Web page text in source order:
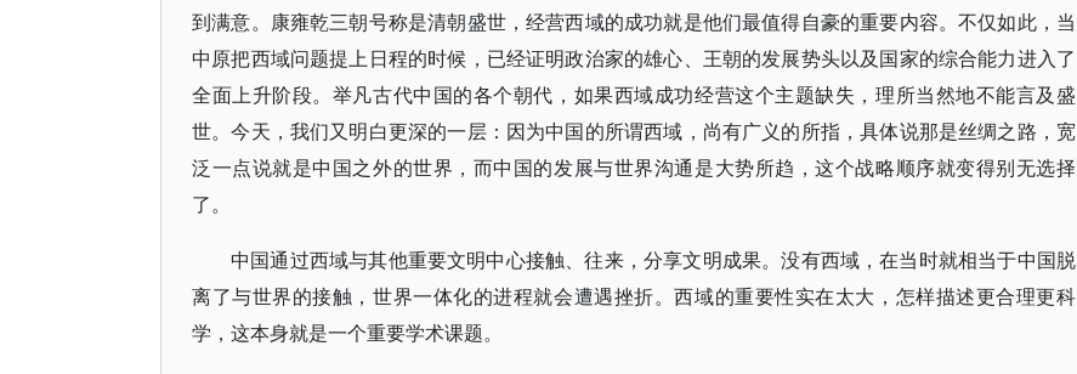
到满意。康雍乾三朝号称是清朝盛世，经营西域的成功就是他们最值得自豪的重要内容。不仅如此，当
中原把西域问题提上日程的时候，已经证明政治家的雄心、王朝的发展势头以及国家的综合能力进入了
全面上升阶段。举凡古代中国的各个朝代，如果西域成功经营这个主题缺失，理所当然地不能言及盛
世。今天，我们又明白更深的一层：因为中国的所谓西域，尚有广义的所指，具体说那是丝绸之路，宽
泛一点说就是中国之外的世界，而中国的发展与世界沟通是大势所趋，这个战略顺序就变得别无选择
了。
中国通过西域与其他重要文明中心接触、往来，分享文明成果。没有西域，在当时就相当于中国脱
离了与世界的接触，世界一体化的进程就会遭遇挫折。西域的重要性实在太大，怎样描述更合理更科
学，这本身就是一个重要学术课题。